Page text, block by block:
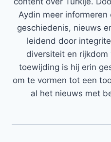
Aydin meer informeren
geschiedenis, nieuws
leidend door
diversiteit en rijkdom
toewijding is hij erin
om te vormen tot een
al het nieuws met